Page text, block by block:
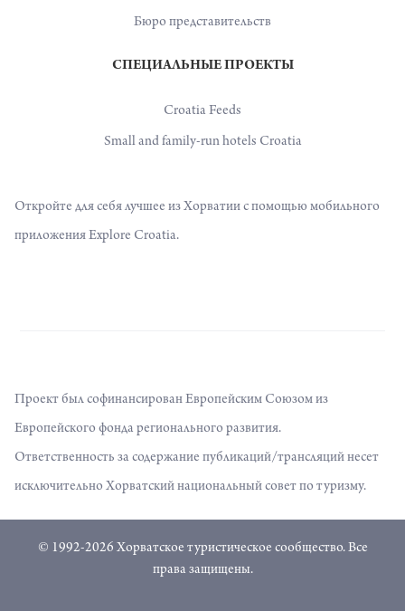
Бюро представительств
СПЕЦИАЛЬНЫЕ ПРОЕКТЫ
Croatia Feeds
Small and family-run hotels Croatia
Откройте для себя лучшее из Хорватии с помощью мобильного
приложения Explore Croatia.
Проект был софинансирован Европейским Союзом из
Европейского фонда регионального развития.
Ответственность за содержание публикаций/трансляций несет
исключительно Хорватский национальный совет по туризму.
© 1992-2026 Хорватское туристическое сообщество. Все
права защищены.